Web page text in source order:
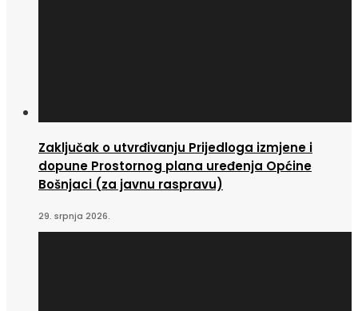
Zaključak o utvrđivanju Prijedloga izmjene i
dopune Prostornog plana uređenja Općine
Bošnjaci (za javnu raspravu)
29. srpnja 2026.